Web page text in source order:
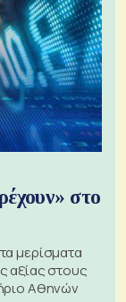
στο
μερίσματα
αξίας στους
Αθηνών